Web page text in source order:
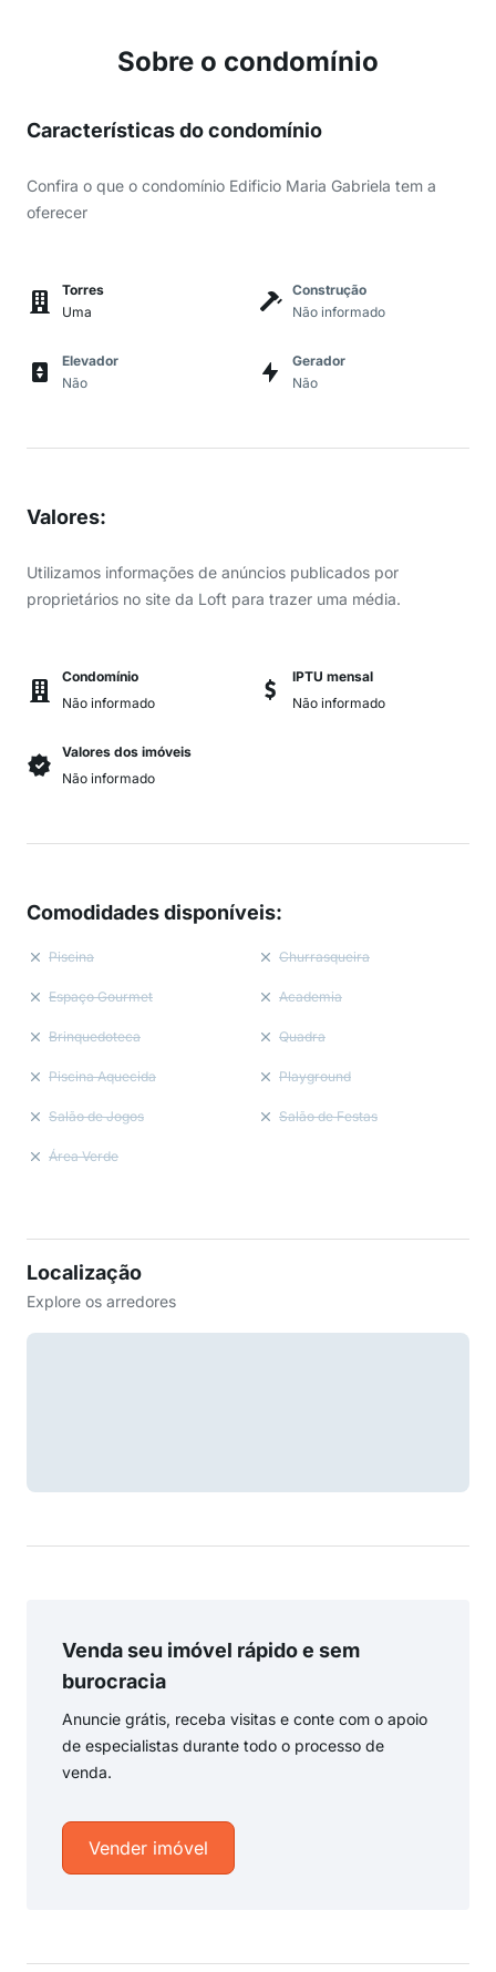
Sobre o condomínio
Características do condomínio
Confira o que o condomínio Edificio Maria Gabriela tem a
oferecer
Torres
Uma
Construção
Não informado
Elevador
Não
Gerador
Não
Valores:
Utilizamos informações de anúncios publicados por
proprietários no site da Loft para trazer uma média.
Condomínio
Não informado
IPTU mensal
Não informado
Valores dos imóveis
Não informado
Comodidades disponíveis:
Piscina Churrasqueira
Espaço Gourmet Academia
Brinquedoteca Quadra
Piscina Aquecida Playground
Salão de Jogos Salão de Festas
Área Verde
Localização
Explore os arredores
Venda seu imóvel rápido e sem
burocracia
Anuncie grátis, receba visitas e conte com o apoio
de especialistas durante todo o processo de
venda.
Vender imóvel